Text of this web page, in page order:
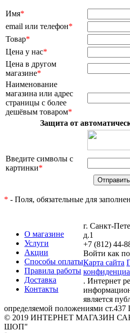
Имя*
email или телефон*
Товар*
Цена у нас*
Цена в другом
магазине*
Наименование
магазина или адрес
страницы с более
дешёвым товаром*
Защита от
Введите символы с
картинки*
* - Поля, обязательные для
О магазине
Услуги
Акции
Способы оплаты
Правила работы
Доставка
Контакты
г. Санкт-
д.1
+7 (812) 44-
Войти как
Карта сайта
. Интернет
является
определяемой положениями ст.437
© 2019 ИНТЕРНЕТ МАГАЗИН
ШОП"